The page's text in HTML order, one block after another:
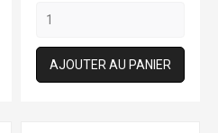
AJOUTER AU PANIER